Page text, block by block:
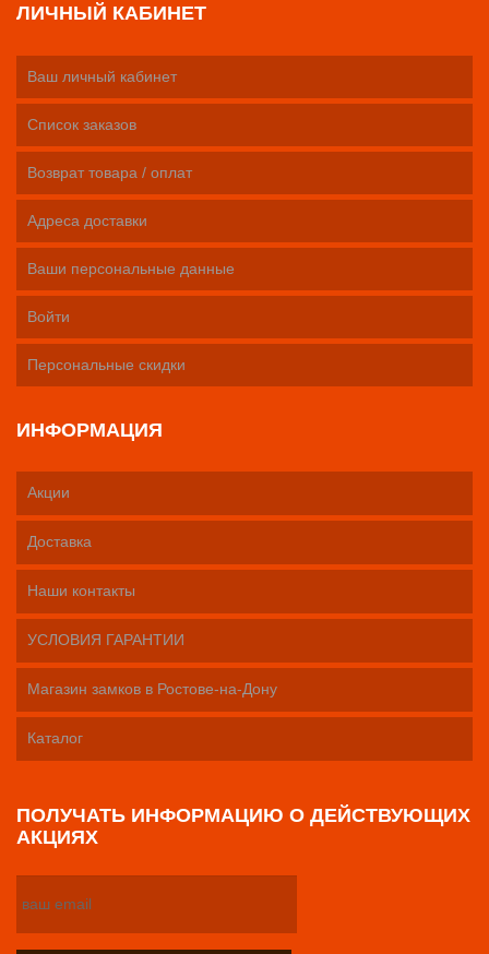
ЛИЧНЫЙ КАБИНЕТ
Ваш личный кабинет
Список заказов
Возврат товара / оплат
Адреса доставки
Ваши персональные данные
Войти
Персональные скидки
ИНФОРМАЦИЯ
Акции
Доставка
Наши контакты
УСЛОВИЯ ГАРАНТИИ
Магазин замков в Ростове-на-Дону
Каталог
ПОЛУЧАТЬ ИНФОРМАЦИЮ О ДЕЙСТВУЮЩИХ
АКЦИЯХ